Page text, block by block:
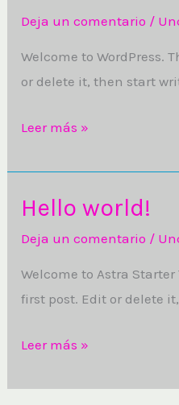
Deja un comentario /
Welcome to WordPress.
or delete it, then start
Leer más »
Hello world!
Deja un comentario /
Welcome to Astra
first post. Edit or delete
Hello
Leer más »